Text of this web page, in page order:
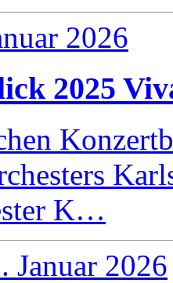
2026
2025
K…
Januar 2026